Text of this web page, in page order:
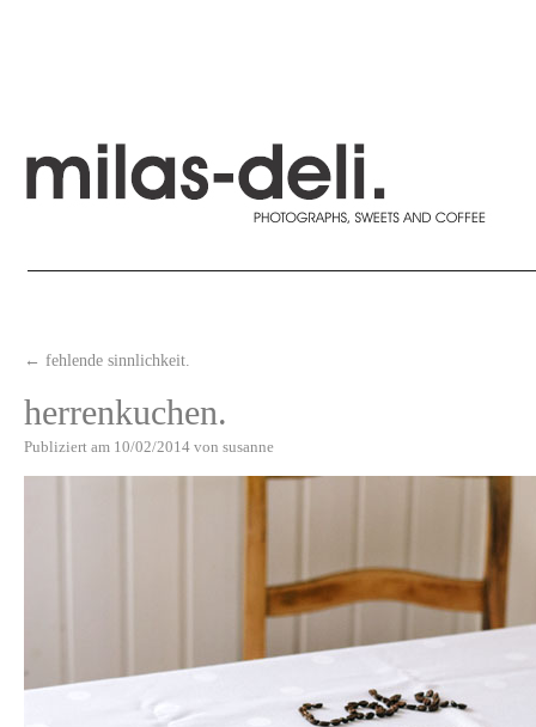
← fehlende sinnlichkeit.
herrenkuchen.
Publiziert am 10/02/2014 von susanne